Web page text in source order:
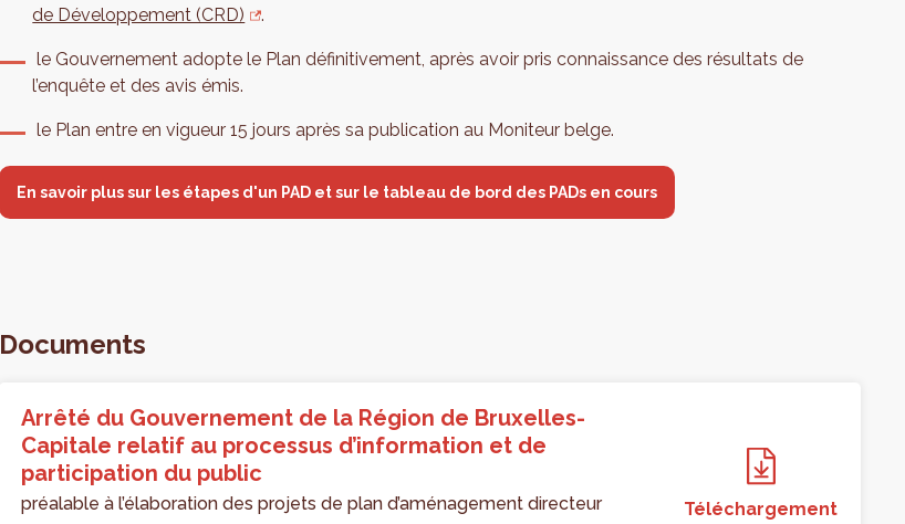
de Développement (CRD)
.
le Gouvernement adopte le Plan définitivement, après avoir pris connaissance des résultats de
l’enquête et des avis émis.
le Plan entre en vigueur 15 jours après sa publication au Moniteur belge.
En savoir plus sur les étapes d'un PAD et sur le tableau de bord des PADs en cours
Documents
Arrêté du Gouvernement de la Région de Bruxelles-
Capitale relatif au processus d’information et de
participation du public
préalable à l’élaboration des projets de plan d’aménagement directeur Téléchargement